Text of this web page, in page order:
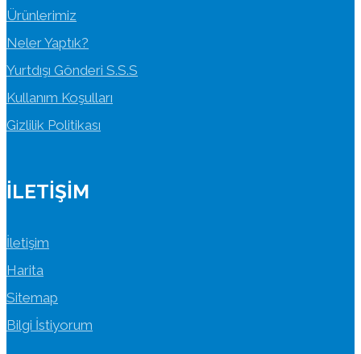
Ürünlerimiz
Neler Yaptık?
Yurtdışı Gönderi S.S.S
Kullanım Koşulları
Gizlilik Politikası
İLETIŞIM
İletişim
Harita
Sitemap
Bilgi İstiyorum